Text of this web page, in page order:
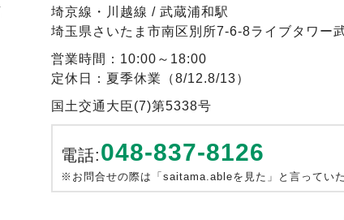
埼京線・川越線 / 武蔵浦和駅
埼玉県さいたま市南区別所7-6-8ライブタワー
営業時間：10:00～18:00
定休日：夏季休業（8/12.8/13）
国土交通大臣(7)第5338号
電話:048-837-8126
※お問合せの際は「saitama.ableを見た」と言ってい